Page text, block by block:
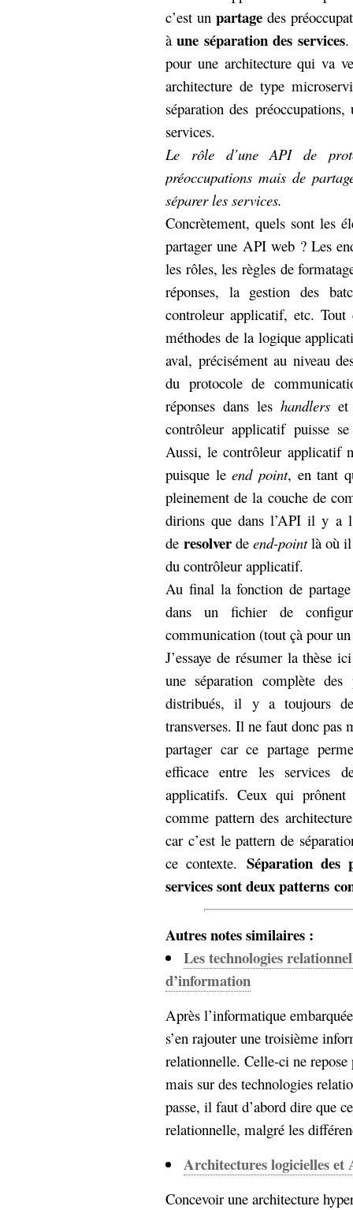
c’est un partage des
àune séparation des services.
pour une architecture qui va
architecture de type
séparation des
services.
Le rôle d’une API de
préoccupations mais de
séparer les services.
Concrètement, quels sont les
partager une API web ? Les
les rôles, les règles de
réponses, la gestion des
controleur applicatif, etc.
méthodes de la logique
aval, précisément au niveau
du protocole de
réponses dans les handlerset
contrôleur applicatif puisse
Aussi, le contrôleur applicatif
puisque leend point, en tant
pleinement de la couche de
dirions que dans l’API il y a
deresolver deend-pointlà où
du contrôleur applicatif.
Au final la fonction de
dans un fichier de
communication (tout çà pour
J’essaye de résumer la thèse
une séparation complète des
distribués, il y a toujours
transverses. Il ne faut donc pas
partager car ce partage
efficace entre les services
applicatifs. Ceux qui prônent
comme pattern des
car c’est le pattern de
ce contexte. Séparation des
services sont deux patterns
Autres notes similaires :
Les technologies
d’information
Après l’informatique
s’en rajouter une troisième
relationnelle. Celle-ci ne
mais sur des technologies
passe, il faut d’abord dire que
relationnelle, malgré les
Architectures logicielles et
Concevoir une architecture